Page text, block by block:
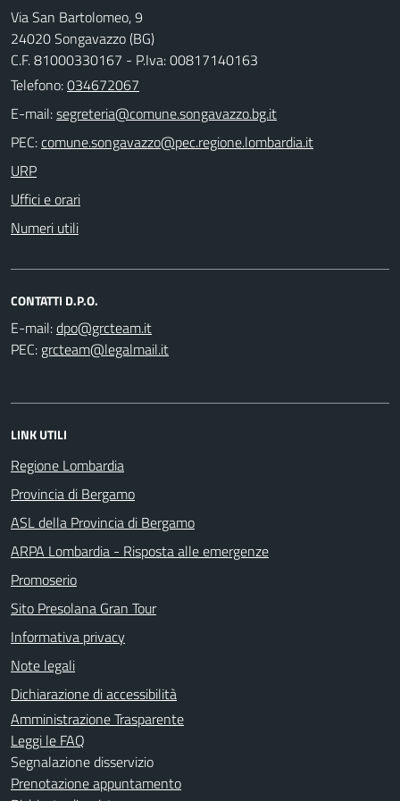
Via San Bartolomeo, 9
24020 Songavazzo (BG)
C.F. 81000330167 - P.Iva: 00817140163
Telefono:034672067
E-mail:
PEC:
URP
Uffici e orari
Numeri utili
CONTATTI D.P.O.
E-mail:
PEC:
LINK UTILI
Regione Lombardia
Provincia di Bergamo
ASL della Provincia di Bergamo
ARPA Lombardia - Risposta alle emergenze
Promoserio
Sito Presolana Gran Tour
Informativa privacy
Note legali
Dichiarazione di accessibilità
Amministrazione Trasparente
Leggi le FAQ
Segnalazione disservizio
Prenotazione appuntamento